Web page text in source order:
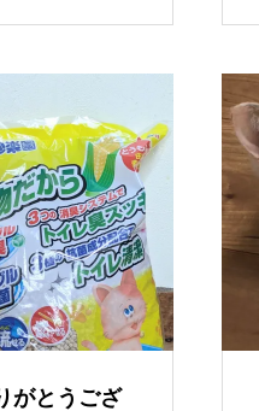
がとうござ